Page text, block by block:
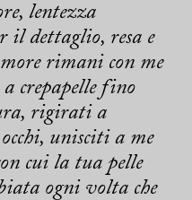
lentezza
il dettaglio, resa e
rimani con me
crepapelle fino
rigirati a
unisciti a me
cui la tua pelle
ogni volta che